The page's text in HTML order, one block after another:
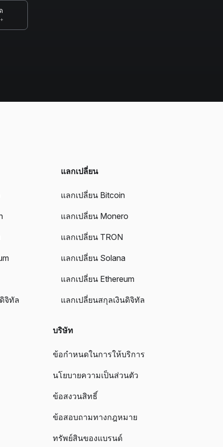
จิทัล
แลกเปลี่ยน
แลกเปลี่ยน Bitcoin
แลกเปลี่ยน Monero
แลกเปลี่ยน TRON
แลกเปลี่ยน Solana
แลกเปลี่ยน Ethereum
แลกเปลี่ยนสกุลเงินดิจิทัล
บริษัท
ข้อกำหนดในการให้บริการ
นโยบายความเป็นส่วนตัว
ข้อสงวนสิทธิ์
ข้อสอบถามทางกฎหมาย
ทรัพย์สินของแบรนด์